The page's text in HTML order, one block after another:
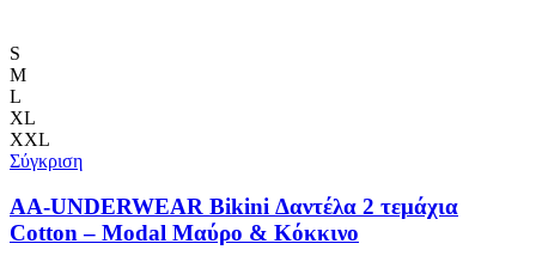
να
στη
σελίδα
του
S
M
L
XL
XXL
Σύγκριση
AA-UNDERWEAR Bikini Δαντέλα 2 τεμάχια
Cotton – Modal Μαύρο & Κόκκινο